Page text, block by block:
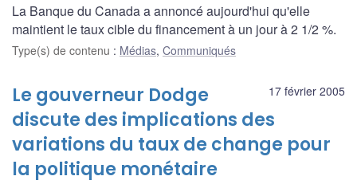
La Banque du Canada a annoncé aujourd'hui qu'elle
maintient le taux cible du financement à un jour à 2 1/2 %.
Type(s) de contenu : Médias, Communiqués
17 février 2005
Le gouverneur Dodge
discute des implications des
variations du taux de change pour
la politique monétaire